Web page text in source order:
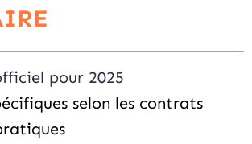
pour 2025
selon les contrats